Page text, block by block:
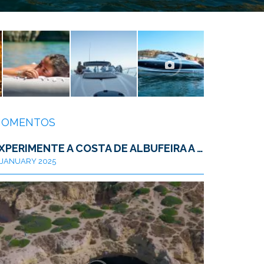
EXPERIMENTE A COSTA DE ALBUFEIRA A PARTIR DE UM IATE DE LUXO
2025